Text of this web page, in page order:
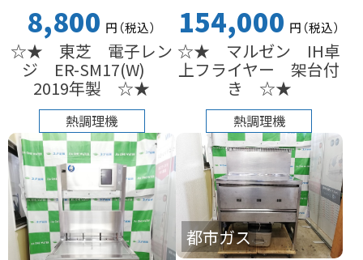
8,800 円（税込）
☆★ 東芝 電子レン
ジ ER-SM17(W)
2019年製 ☆★
熱調理機
154,000 円（税込）
☆★ マルゼン IH卓
上フライヤー 架台付
き ☆★
熱調理機
都市ガス